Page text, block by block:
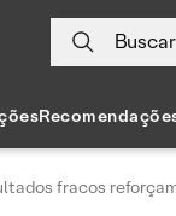
Buscar
fracos